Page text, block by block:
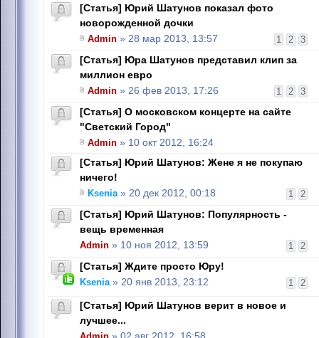
[Cтатья] Юрий Шатунов показал фото
новорожденной дочки
1 2 3
Admin » 28 мар 2013, 13:57
[Статья] Юра Шатунов представил клип за
миллион евро
1 2 3
Admin » 26 фев 2013, 17:26
[Статья] О московском концерте на сайте
"Светский Город"
Admin » 10 окт 2012, 16:24
[Статья] Юрий Шатунов: Жене я не покупаю
ничего!
1 2
Ksenia» 20 дек 2012, 00:18
[Статья] Юрий Шатунов: Популярность -
вещь временная
1 2
Admin » 10 ноя 2012, 13:59
[Статья] Ждите просто Юру!
1 2
Ksenia» 20 янв 2013, 23:12
[Статья] Юрий Шатунов верит в новое и
лучшее...